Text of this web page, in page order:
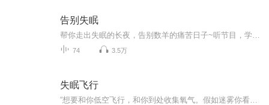
告别失眠
74 3.5万
失眠飞行